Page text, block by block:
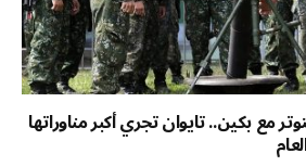
مع بكين.. تايوان تجري أكبر مناوراتها